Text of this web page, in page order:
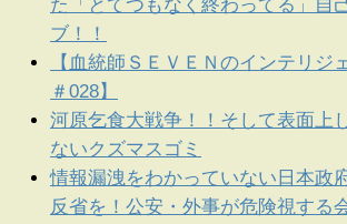
た「とてつもなく終わってる」自
ブ！！
【血統師ＳＥＶＥＮのインテリジ
＃028】
河原乞食大戦争！！そして表面上
ないクズマスゴミ
情報漏洩をわかっていない日本政
反省を！公安・外事が危険視する